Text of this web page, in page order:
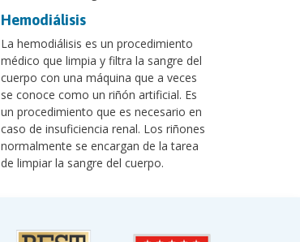
Hemodiálisis
La hemodiálisis es un procedimiento
médico que limpia y filtra la sangre del
cuerpo con una máquina que a veces
se conoce como un riñón artificial. Es
un procedimiento que es necesario en
caso de insuficiencia renal. Los riñones
normalmente se encargan de la tarea
de limpiar la sangre del cuerpo.